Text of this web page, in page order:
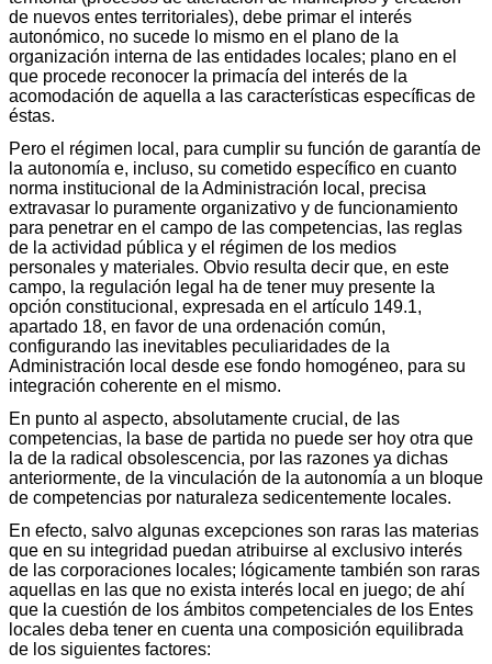
de nuevos entes territoriales), debe primar el interés
autonómico, no sucede lo mismo en el plano de la
organización interna de las entidades locales; plano en el
que procede reconocer la primacía del interés de la
acomodación de aquella a las características específicas de
éstas.
Pero el régimen local, para cumplir su función de garantía de
la autonomía e, incluso, su cometido específico en cuanto
norma institucional de la Administración local, precisa
extravasar lo puramente organizativo y de funcionamiento
para penetrar en el campo de las competencias, las reglas
de la actividad pública y el régimen de los medios
personales y materiales. Obvio resulta decir que, en este
campo, la regulación legal ha de tener muy presente la
opción constitucional, expresada en el artículo 149.1,
apartado 18, en favor de una ordenación común,
configurando las inevitables peculiaridades de la
Administración local desde ese fondo homogéneo, para su
integración coherente en el mismo.
En punto al aspecto, absolutamente crucial, de las
competencias, la base de partida no puede ser hoy otra que
la de la radical obsolescencia, por las razones ya dichas
anteriormente, de la vinculación de la autonomía a un bloque
de competencias por naturaleza sedicentemente locales.
En efecto, salvo algunas excepciones son raras las materias
que en su integridad puedan atribuirse al exclusivo interés
de las corporaciones locales; lógicamente también son raras
aquellas en las que no exista interés local en juego; de ahí
que la cuestión de los ámbitos competenciales de los Entes
locales deba tener en cuenta una composición equilibrada
de los siguientes factores: